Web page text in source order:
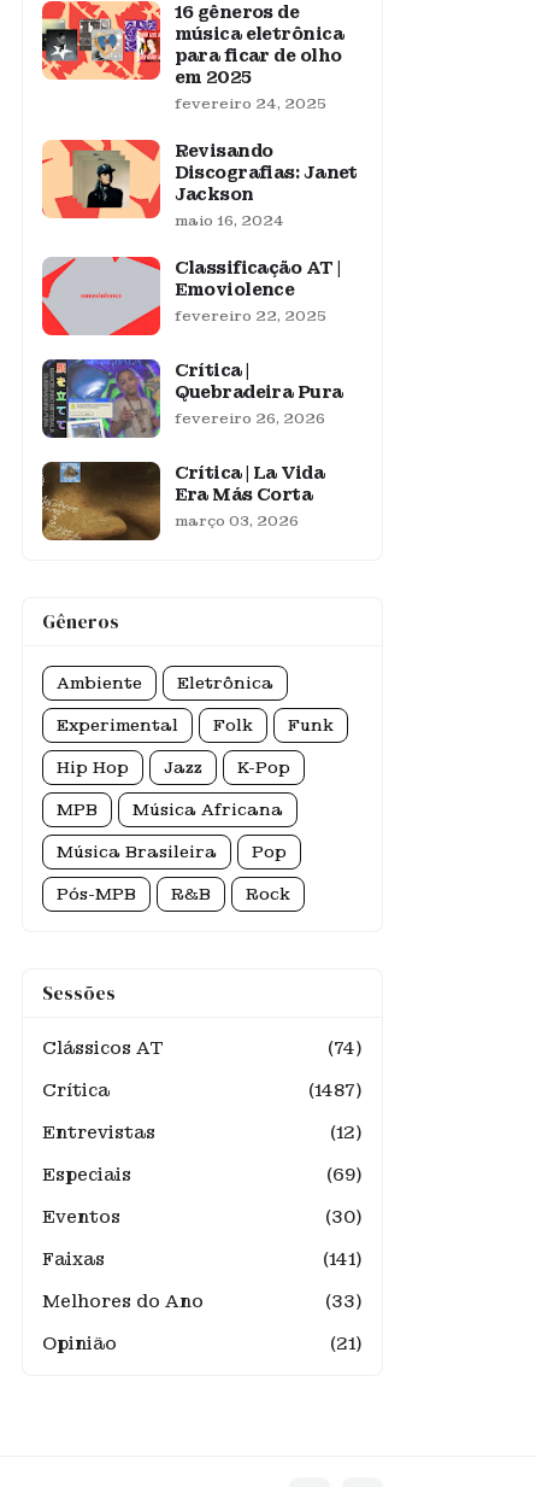
16 gêneros de
música eletrônica
para ficar de olho
em 2025
fevereiro 24, 2025
Revisando
Discografias: Janet
Jackson
maio 16, 2024
Classificação AT |
Emoviolence
fevereiro 22, 2025
Crítica |
Quebradeira Pura
fevereiro 26, 2026
Crítica | La Vida
Era Más Corta
março 03, 2026
Gêneros
Ambiente Eletrônica
Experimental Folk Funk
Hip Hop Jazz K-Pop
MPB Música Africana
Música Brasileira Pop
Pós-MPB R&B Rock
Sessões
Clássicos AT
(74)
Crítica
(1487)
Entrevistas
(12)
Especiais
(69)
Eventos
(30)
Faixas
(141)
Melhores do Ano
(33)
Opinião
(21)